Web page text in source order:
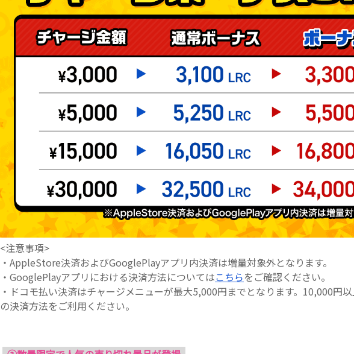
<注意事項>
・AppleStore決済およびGooglePlayアプリ内決済は増量対象外となります。
・GooglePlayアプリにおける決済方法についてはこちらをご確認ください。
・ドコモ払い決済はチャージメニューが最大5,000円までとなります。10,000円
の決済方法をご利用ください。